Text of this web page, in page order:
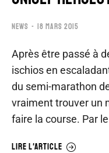
NEWS 18 MARS 2015
Après être passé à
ischios en
du semi-marathon
vraiment trouver un
faire la course. Par
LIRE L'ARTICLE